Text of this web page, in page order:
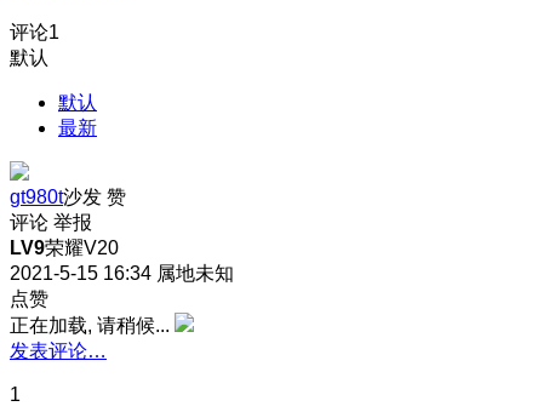
评论1
默认
默认
最新
gt980t沙发 赞
评论 举报
LV9荣耀V20
2021-5-15 16:34 属地未知
点赞
正在加载, 请稍候...
发表评论…
1